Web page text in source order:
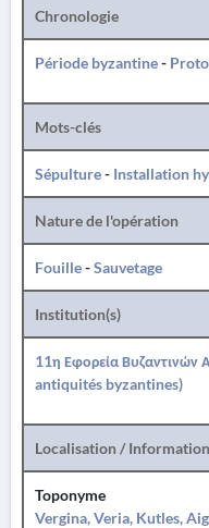
Chronologie
Période byzantine-
Mots-clés
Sépulture- Installation
Nature de l'opération
Fouille-Sauvetage
Institution(s)
11η Εφορεία Βυζαντινών
antiquités byzantines)
Localisation /
Toponyme
Vergina, Veria, Kutles,